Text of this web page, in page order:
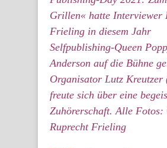
Grillen« hatte Interviewer
Frieling in diesem Jahr
Selfpublishing-Queen
Anderson auf die Bühne
Organisator Lutz Kreutzer
freute sich über eine
Zuhörerschaft. Alle
Ruprecht Frieling